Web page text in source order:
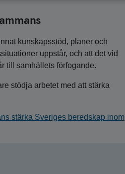
kunskapsstöd, planer och
uppstår, och att det vid
till samhällets förfogande.
stödja arbetet med att stärka
stärka Sveriges beredskap inom